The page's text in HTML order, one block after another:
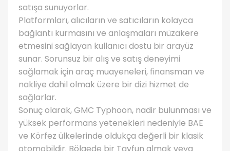
satışa sunuyorlar.
Platformları, alıcıların ve satıcıların kolayca
bağlantı kurmasını ve anlaşmaları müzakere
etmesini sağlayan kullanıcı dostu bir arayüz
sunar. Sorunsuz bir alış ve satış deneyimi
sağlamak için araç muayeneleri, finansman ve
nakliye dahil olmak üzere bir dizi hizmet de
sağlarlar.
Sonuç olarak, GMC Typhoon, nadir bulunması ve
yüksek performans yetenekleri nedeniyle BAE
ve Körfez ülkelerinde oldukça değerli bir klasik